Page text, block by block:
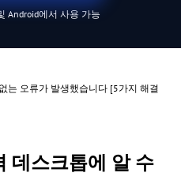
Android에서 사용 가능
는 오류가 발생했습니다 [5가지 해결
데스크톱에 알 수